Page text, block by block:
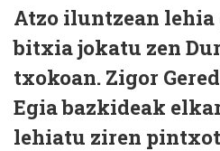
Atzo iluntzean
bitxia jokatu zen
txokoan. Zigor
Egia bazkideak
lehiatu ziren